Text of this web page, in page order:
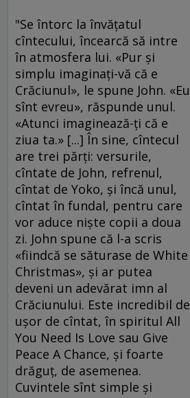
"Se întorc la învăţatul
cîntecului, încearcă să intre
în atmosfera lui. «Pur şi
simplu imaginaţi-vă că e
Crăciunul», le spune John. «Eu
sînt evreu», răspunde unul.
«Atunci imaginează-ţi că e
ziua ta.» [...] În sine, cîntecul
are trei părţi: versurile,
cîntate de John, refrenul,
cîntat de Yoko, şi încă unul,
cîntat în fundal, pentru care
vor aduce nişte copii a doua
zi. John spune că l-a scris
«fiindcă se săturase de White
Christmas», şi ar putea
deveni un adevărat imn al
Crăciunului. Este incredibil de
uşor de cîntat, în spiritul All
You Need Is Love sau Give
Peace A Chance, şi foarte
drăguţ, de asemenea.
Cuvintele sînt simple şi